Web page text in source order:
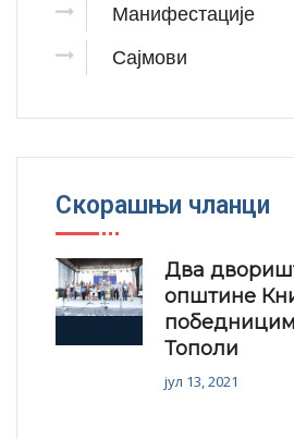
Манифестације
Сајмови
Скорашњи чланци
Два
општине
Тополи
јул 13, 2021